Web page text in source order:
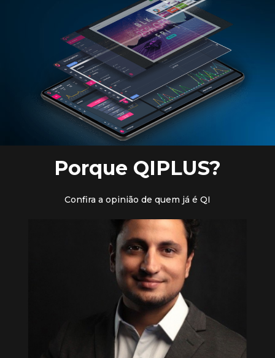
Porque QIPLUS?
Confira a opinião de quem já é QI